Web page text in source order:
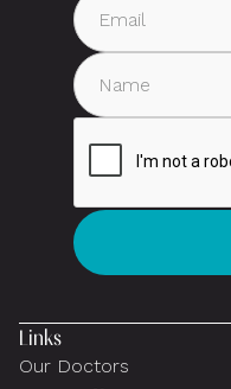
Links
Our Doctors